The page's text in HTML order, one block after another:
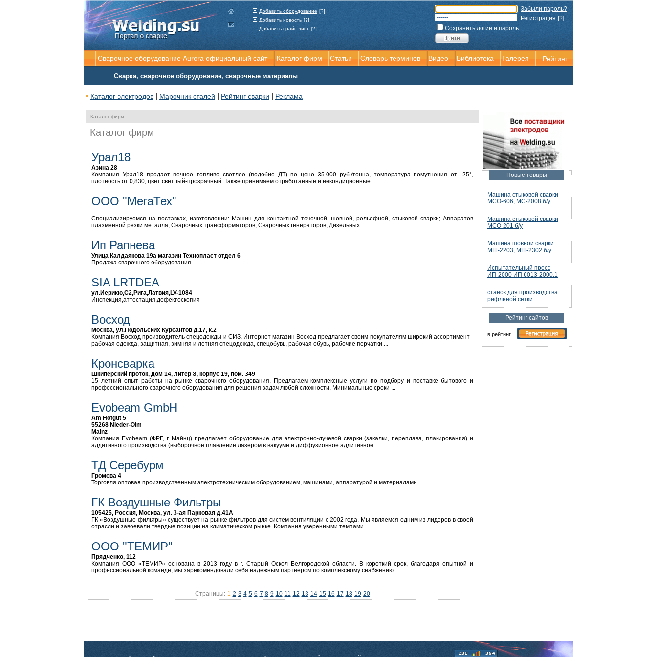
Каталог фирм
Каталог фирм
Урал18
Азина 28
Компания Урал18 продает печное топливо светлое (подобие ДТ) по цене 35.000 руб./тонна, температура помутнения от -25°,
плотность от 0,830, цвет светлый-прозрачный. Также принимаем отработанные и некондиционные ...
ООО "МегаТех"
Специализируемся на поставках, изготовлении: Машин для контактной точечной, шовной, рельефной, стыковой сварки; Аппаратов
плазменной резки металла; Сварочных трансформаторов; Сварочных генераторов; Дизельных ...
Ип Рапнева
Улица Калдаякова 19а магазин Технопласт отдел 6
Продажа сварочного оборудования
SIA LRTDEA
ул.Иерикю,С2,Рига,Латвия,LV-1084
Инспекция,аттестация,дефектоскопия
Восход
Москва, ул.Подольских Курсантов д.17, к.2
Компания Восход производитель спецодежды и СИЗ. Интернет магазин Восход предлагает своим покупателям широкий ассортимент -
рабочая одежда, защитная, зимняя и летняя спецодежда, спецобувь, рабочая обувь, рабочие перчатки ...
Кронсварка
Шкиперский проток, дом 14, литер З, корпус 19, пом. 349
15 летний опыт работы на рынке сварочного оборудования. Предлагаем комплексные услуги по подбору и поставке бытового и
профессионального сварочного оборудования для решения задач любой сложности. Минимальные сроки ...
Evobeam GmbH
Am Hofgut 5
55268 Nieder-Olm
Mainz
Компания Evobeam (ФРГ, г. Майнц) предлагает оборудование для электронно-лучевой сварки (закалки, переплава, плакирования) и
аддитивного производства (выборочное плавление лазером в вакууме и диффузионное аддитивное ...
ТД Серебурм
Громова 4
Торговля оптовая производственным электротехническим оборудованием, машинами, аппаратурой и материалами
ГК Воздушные Фильтры
105425, Россия, Москва, ул. 3-ая Парковая д.41А
ГК «Воздушные фильтры» существует на рынке фильтров для систем вентиляции с 2002 года. Мы являемся одним из лидеров в своей
отрасли и завоевали твердые позиции на климатическом рынке. Компания уверенными темпами ...
ООО "ТЕМИР"
Прядченко, 112
Компания ООО «ТЕМИР» основана в 2013 году в г. Старый Оскол Белгородской области. В короткий срок, благодаря опытной и
профессиональной команде, мы зарекомендовали себя надежным партнером по комплексному снабжению ...
Страницы: 1 2 3 4 5 6 7 8 9 10 11 12 13 14 15 16 17 18 19 20
Новые товары
Машина стыковой сварки
МСО-606, МС-2008 б/у
Машина стыковой сварки
МСО-201 б/у
Машина шовной сварки
МШ-2203, МШ-2302 б/у
Испытательный пресс
ИП-2000 ИП 6013-2000.1
станок для производства
рифленой сетки
Рейтинг сайтов
в рейтинг
Сварочное оборудование Aurora официальный сайт Каталог фирм Статьи Словарь терминов Видео Библиотека Галерея Рейтинг
Сварка, сварочное оборудование, сварочные материалы
• Каталог электродов Марочник сталей Рейтинг сварки Реклама
Добавить оборудование [?]
Добавить новость [?]
Добавить прайс-лист [?]
Забыли пароль?
Регистрация [?]
Сохранить логин и пароль